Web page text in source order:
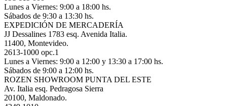
Lunes a Viernes: 9:00 a 18:00 hs.
Sábados de 9:30 a 13:30 hs.
EXPEDICIÓN DE MERCADERÍA
JJ Dessalines 1783 esq. Avenida Italia.
11400, Montevideo.
2613-1000 opc.1
Lunes a Viernes: 9:00 a 12:00 y 13:30 a 17:00 hs.
Sábados de 9:00 a 12:00 hs.
ROZEN SHOWROOM PUNTA DEL ESTE
Av. Italia esq. Pedragosa Sierra
20100, Maldonado.